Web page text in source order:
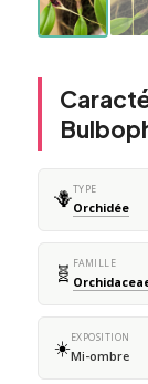
🪻TYPE
Orchidée
🧬 FAMILLE
☀️EXPOSITION
Mi-ombre